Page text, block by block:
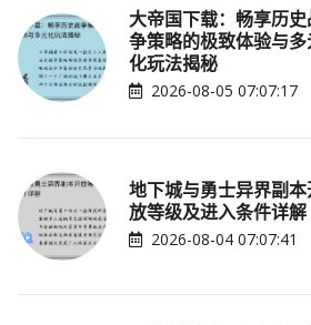
大帝国下载：畅享历史
争策略的极致体验与多
化玩法揭秘
2026-08-05 07:07:17
地下城与勇士异界副本
放等级及进入条件详解
2026-08-04 07:07:41